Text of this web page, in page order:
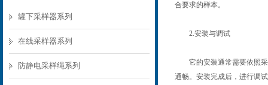
罐下采样器系列
在线采样器系列
防静电采样绳系列
合要求的样本。
2.安装与调试
它的安装通常需要依照采
通畅。安装完成后，进行调